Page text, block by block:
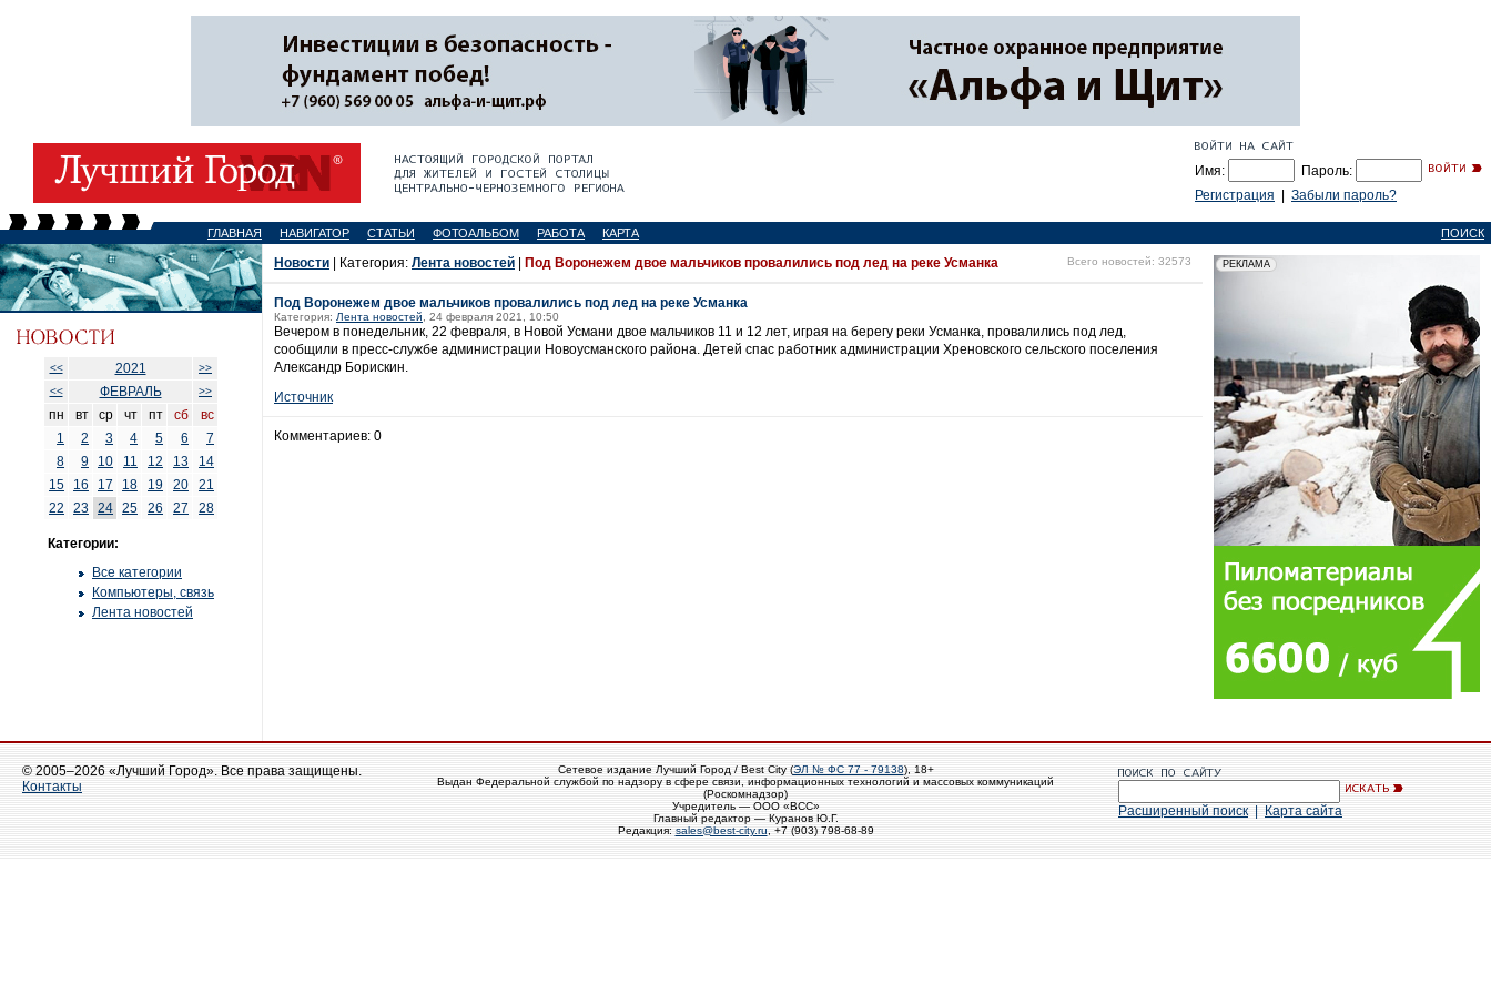
Имя:
Пароль:
Регистрация
Забыли пароль?
ГЛАВНАЯ НАВИГАТОР СТАТЬИ ФОТОАЛЬБОМ РАБОТА КАРТА ПОИСК
<< 2021
>>
<<
ФЕВРАЛЬ >>
пн вт ср чт пт сб
вс
1
2 3 4 5 6
7
8
9 10 11 12 13
14
15
16 17 18 19 20
21
22
23 24 25 26 27 28
Категории:
Все категории
Компьютеры, связь
Лента новостей
Новости | Категория: Лента новостей Под Воронежем двое мальчиков провалились под лед на реке Усманка Всего новостей: 32573
Под Воронежем двое мальчиков провалились под лед на реке Усманка
Категория: Лента новостей , 24 февраля 2021, 10:50
Вечером в понедельник, 22 февраля, в Новой Усмани двое мальчиков 11 и 12 лет, играя на берегу реки Усманка, провалились под лед,
сообщили в пресс-службе администрации Новоусманского района. Детей спас работник администрации Хреновского сельского поселения
Александр Борискин.
Источник
Комментариев: 0
© 2005–2026 «Лучший Город». Все права защищены.
Контакты
Сетевое издание Лучший Город / Best City (ЭЛ № ФС 77 - 79138), 18+
Выдан Федеральной службой по надзору в сфере связи, информационных технологий и массовых коммуникаций
(Роскомнадзор)
Учредитель — ООО «ВСС»
Главный редактор — Куранов Ю.Г.
Редакция: sales@best-city.ru , +7 (903) 798-68-89
Расширенный поиск Карта сайта